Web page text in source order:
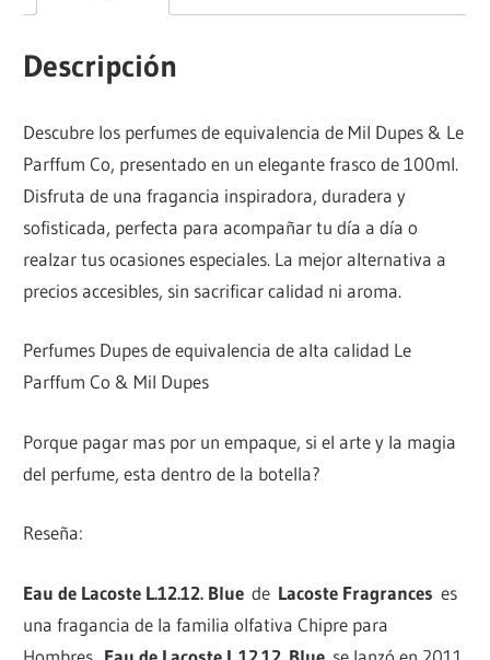
Descripción
Descubre los perfumes de equivalencia de Mil Dupes & Le
Parffum Co, presentado en un elegante frasco de 100ml.
Disfruta de una fragancia inspiradora, duradera y
sofisticada, perfecta para acompañar tu día a día o
realzar tus ocasiones especiales. La mejor alternativa a
precios accesibles, sin sacrificar calidad ni aroma.
Perfumes Dupes de equivalencia de alta calidad Le
Parffum Co & Mil Dupes
Porque pagar mas por un empaque, si el arte y la magia
del perfume, esta dentro de la botella?
Reseña:
Eau de Lacoste L.12.12. Blue de Lacoste Fragrances es
una fragancia de la familia olfativa Chipre para